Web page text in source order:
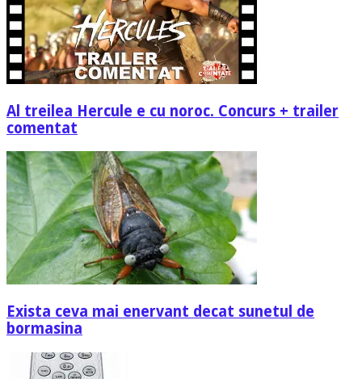
Al treilea Hercule e cu noroc. Concurs + trailer
comentat
Exista ceva mai enervant decat sunetul de
bormasina